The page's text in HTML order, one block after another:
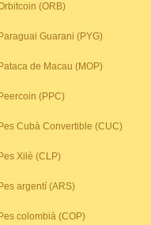
(ORB)
Paraguai Guarani (PYG)
Pataca de Macau (MOP)
Peercoin (PPC)
Pes Cubà Convertible (CUC)
Pes Xilè (CLP)
Pes argentí (ARS)
Pes colombià (COP)